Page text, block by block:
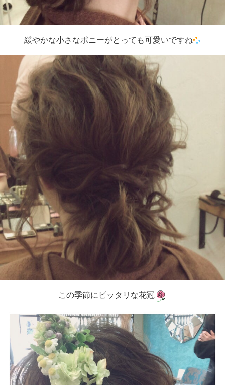
緩やかな小さなポニーがとっても可愛いですね
この季節にピッタリな花冠